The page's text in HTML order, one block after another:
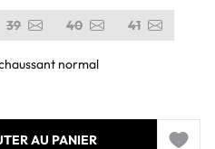
39 40 41
normal
AU PANIER